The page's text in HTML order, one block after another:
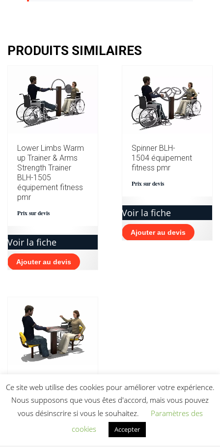
PRODUITS SIMILAIRES
Lower Limbs Warm
up Trainer & Arms
Strength Trainer
BLH-1505
équipement fitness
pmr
Prix sur devis
Voir la fiche
Ajouter au devis
Spinner BLH-
1504 équipement
fitness pmr
Prix sur devis
Voir la fiche
Ajouter au devis
1514 équipement
fitness pmr
Prix sur devis
Ce site web utilise des cookies pour améliorer votre expérience.
Nous supposons que vous êtes d'accord, mais vous pouvez
vous désinscrire si vous le souhaitez.
Paramètres des
cookies
Accepter